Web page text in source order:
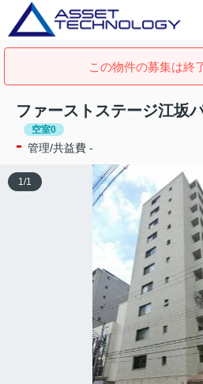
この物件の募集は終
ファーストステージ江坂
空室0
- 管理/共益費 -
1/1